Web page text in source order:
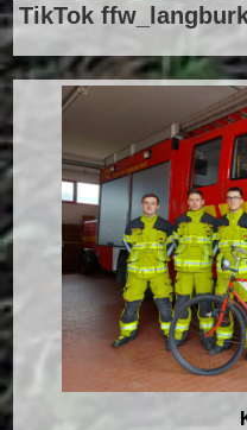
TikTok